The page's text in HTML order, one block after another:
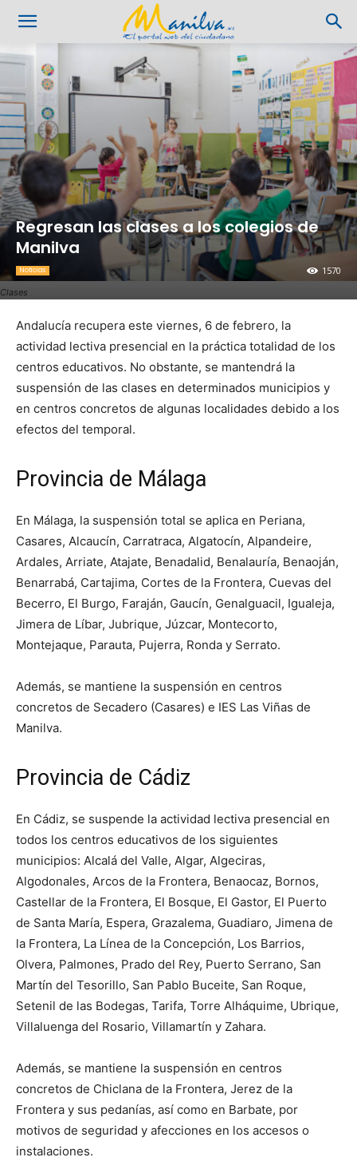
Clases
Regresan las clases a los colegios de
Manilva
1570
Noticias
Andalucía recupera este viernes, 6 de febrero, la
actividad lectiva presencial en la práctica totalidad de los
centros educativos. No obstante, se mantendrá la
suspensión de las clases en determinados municipios y
en centros concretos de algunas localidades debido a los
efectos del temporal.
Provincia de Málaga
En Málaga, la suspensión total se aplica en Periana,
Casares, Alcaucín, Carratraca, Algatocín, Alpandeire,
Ardales, Arriate, Atajate, Benadalid, Benalauría, Benaoján,
Benarrabá, Cartajima, Cortes de la Frontera, Cuevas del
Becerro, El Burgo, Faraján, Gaucín, Genalguacil, Igualeja,
Jimera de Líbar, Jubrique, Júzcar, Montecorto,
Montejaque, Parauta, Pujerra, Ronda y Serrato.
Además, se mantiene la suspensión en centros
concretos de Secadero (Casares) e IES Las Viñas de
Manilva.
Provincia de Cádiz
En Cádiz, se suspende la actividad lectiva presencial en
todos los centros educativos de los siguientes
municipios: Alcalá del Valle, Algar, Algeciras,
Algodonales, Arcos de la Frontera, Benaocaz, Bornos,
Castellar de la Frontera, El Bosque, El Gastor, El Puerto
de Santa María, Espera, Grazalema, Guadiaro, Jimena de
la Frontera, La Línea de la Concepción, Los Barrios,
Olvera, Palmones, Prado del Rey, Puerto Serrano, San
Martín del Tesorillo, San Pablo Buceite, San Roque,
Setenil de las Bodegas, Tarifa, Torre Alháquime, Ubrique,
Villaluenga del Rosario, Villamartín y Zahara.
Además, se mantiene la suspensión en centros
concretos de Chiclana de la Frontera, Jerez de la
Frontera y sus pedanías, así como en Barbate, por
motivos de seguridad y afecciones en los accesos o
instalaciones.